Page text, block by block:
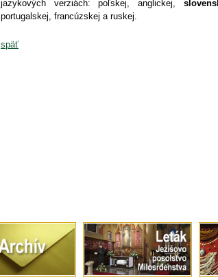
jazykových verziách: poľskej, anglickej,
portugalskej, francúzskej a ruskej.
späť